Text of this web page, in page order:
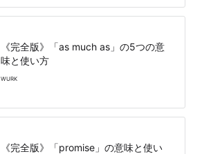
《完全版》「as much as」の5つの意
味と使い方
WURK
《完全版》「promise」の意味と使い